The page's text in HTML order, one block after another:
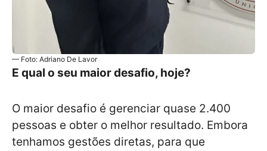
— Foto: Adriano De Lavor
E qual o seu maior desafio, hoje?
O maior desafio é gerenciar quase 2.400
pessoas e obter o melhor resultado. Embora
tenhamos gestões diretas, para que